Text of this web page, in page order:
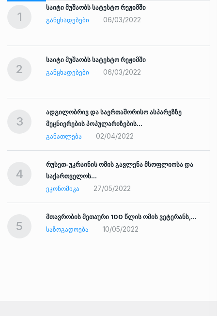
1
საიტი მუშაობს სატესტო რეჟიმში
ᲒᲐᲜᲪᲮᲐᲓᲔᲑᲔᲑᲘ
06/03/2022
2
საიტი მუშაობს სატესტო რეჟიმში
ᲒᲐᲜᲪᲮᲐᲓᲔᲑᲔᲑᲘ
06/03/2022
3
ადგილობრივ და საერთაშორისო ასპარეზზე
მეცნიერების პოპულარიზების…
ᲒᲐᲜᲐᲗᲚᲔᲑᲐ
02/04/2022
4
რუსეთ-უკრაინის ომის გავლენა მსოფლიოსა და
საქართველოს…
ᲔᲙᲝᲜᲝᲛᲘᲙᲐ
27/05/2022
5
მთავრობის მეთაური 100 წლის ომის ვეტერანს,…
ᲡᲐᲖᲝᲒᲐᲓᲝᲔᲑᲐ
10/05/2022